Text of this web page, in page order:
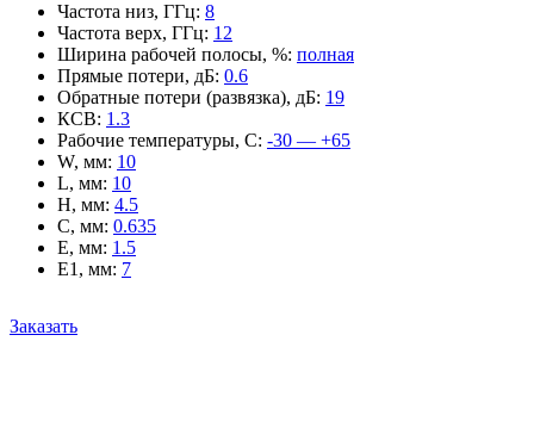
Частота низ, ГГц: 8
Частота верх, ГГц: 12
Ширина рабочей полосы, %: полная
Прямые потери, дБ: 0.6
Обратные потери (развязка), дБ: 19
КСВ: 1.3
Рабочие температуры, С: -30 — +65
W, мм: 10
L, мм: 10
H, мм: 4.5
C, мм: 0.635
E, мм: 1.5
E1, мм: 7
Заказать